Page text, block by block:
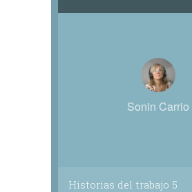
Sonin Carrio
Historias del trabajo 5